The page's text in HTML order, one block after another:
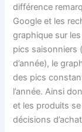
différence
Google et les
graphique sur
pics saisonniers
d’année), le
des pics
l’année. Ainsi
et les produits se
décisions